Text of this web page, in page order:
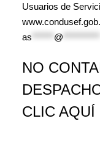
Usuarios de
as
@
NO
CLIC AQUÍ